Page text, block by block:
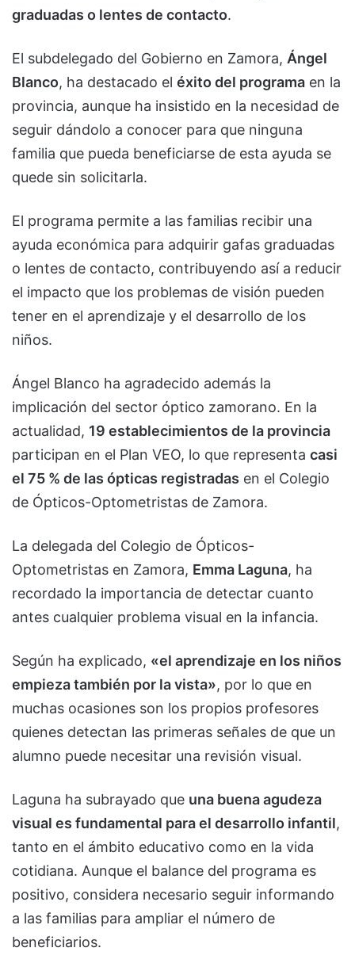
graduadas o lentes de contacto.
El subdelegado del Gobierno en Zamora, Ángel
Blanco, ha destacado el éxito del programa en la
provincia, aunque ha insistido en la necesidad de
seguir dándolo a conocer para que ninguna
familia que pueda beneficiarse de esta ayuda se
quede sin solicitarla.
El programa permite a las familias recibir una
ayuda económica para adquirir gafas graduadas
o lentes de contacto, contribuyendo así a reducir
el impacto que los problemas de visión pueden
tener en el aprendizaje y el desarrollo de los
niños.
Ángel Blanco ha agradecido además la
implicación del sector óptico zamorano. En la
actualidad, 19 establecimientos de la provincia
participan en el Plan VEO, lo que representa casi
el 75 % de las ópticas registradas en el Colegio
de Ópticos-Optometristas de Zamora.
La delegada del Colegio de Ópticos-
Optometristas en Zamora, Emma Laguna, ha
recordado la importancia de detectar cuanto
antes cualquier problema visual en la infancia.
Según ha explicado, «el aprendizaje en los niños
empieza también por la vista», por lo que en
muchas ocasiones son los propios profesores
quienes detectan las primeras señales de que un
alumno puede necesitar una revisión visual.
Laguna ha subrayado que una buena agudeza
visual es fundamental para el desarrollo infantil,
tanto en el ámbito educativo como en la vida
cotidiana. Aunque el balance del programa es
positivo, considera necesario seguir informando
a las familias para ampliar el número de
beneficiarios.